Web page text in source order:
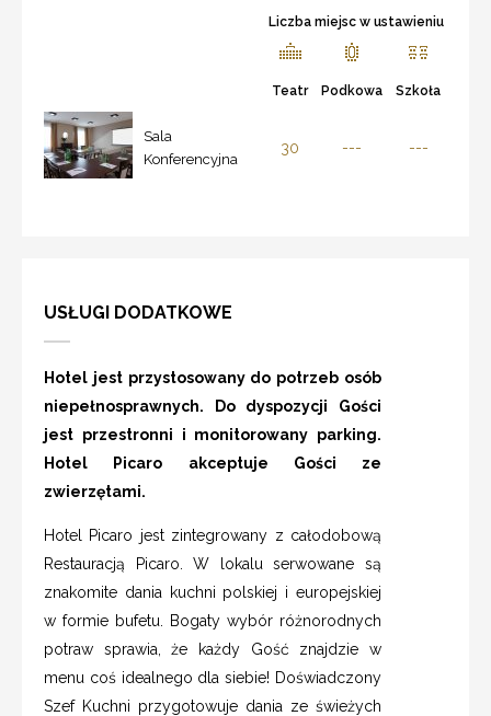
Liczba miejsc w ustawieniu
Teatr Podkowa Szkoła
Sala
Konferencyjna
30 --- ---
USŁUGI DODATKOWE
Hotel jest przystosowany do potrzeb osób
niepełnosprawnych. Do dyspozycji Gości
jest przestronni i monitorowany parking.
Hotel Picaro akceptuje Gości ze
zwierzętami.
Hotel Picaro jest zintegrowany z całodobową
Restauracją Picaro. W lokalu serwowane są
znakomite dania kuchni polskiej i europejskiej
w formie bufetu. Bogaty wybór różnorodnych
potraw sprawia, że każdy Gość znajdzie w
menu coś idealnego dla siebie! Doświadczony
Szef Kuchni przygotowuje dania ze świeżych